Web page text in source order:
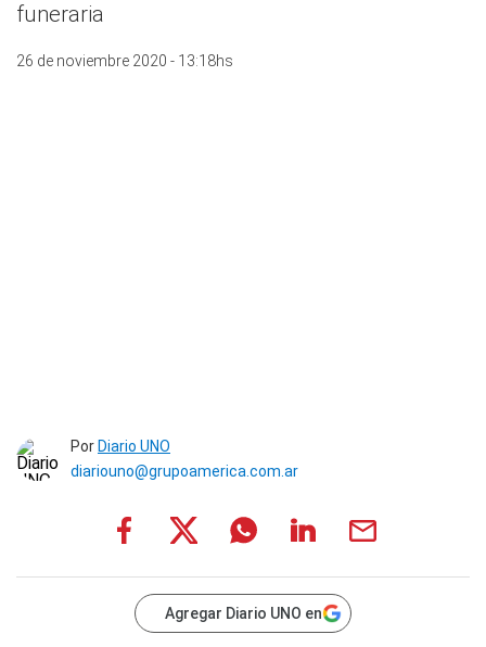
funeraria
26 de noviembre 2020 - 13:18hs
Por Diario UNO
diariouno@grupoamerica.com.ar
Agregar Diario UNO en